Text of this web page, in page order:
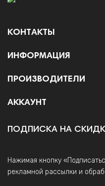
КОНТАКТЫ
ИНФОРМАЦИЯ
ПРОИЗВОДИТЕЛИ
АККАУНТ
ПОДПИСКА НА
Нажимая кнопку
рекламной рассылки и